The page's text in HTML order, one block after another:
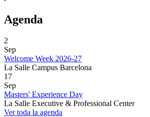
Agenda
2
Sep
Welcome Week 2026-27
La Salle Campus Barcelona
17
Sep
Masters' Experience Day
La Salle Executive & Professional Center
Ver toda la agenda